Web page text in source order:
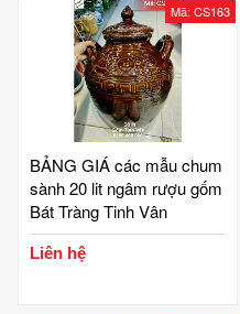
Mã: CS163
BẢNG GIÁ các mẫu chum
sành 20 lit ngâm rượu gốm
Bát Tràng Tinh Vân
Liên hệ